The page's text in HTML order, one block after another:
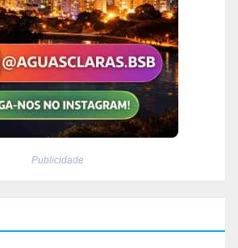
Publicidade